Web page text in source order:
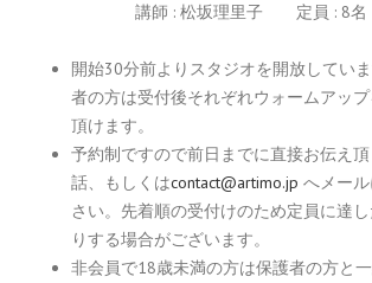
講師 : 松坂理里子 定員 : 8名
開始30分前よりスタジオを開放してい
者の方は受付後それぞれウォームアッ
頂けます。
予約制ですので前日までに直接お伝え
話、もしくはcontact@artimo.jp へメー
さい。先着順の受付けのため定員に達
りする場合がございます。
非会員で18歳未満の方は保護者の方と